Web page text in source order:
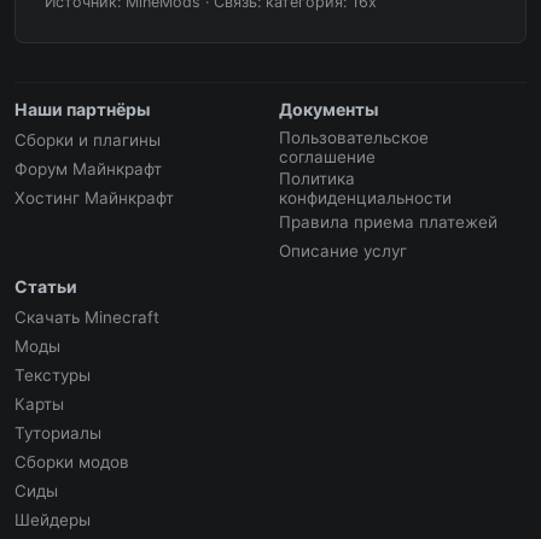
Наши партнёры
Сборки и плагины
Форум Майнкрафт
Хостинг Майнкрафт
Документы
Пользовательское
соглашение
Политика
конфиденциальности
Правила приема платежей
Описание услуг
Статьи
Скачать Minecraft
Моды
Текстуры
Карты
Туториалы
Сборки модов
Сиды
Шейдеры